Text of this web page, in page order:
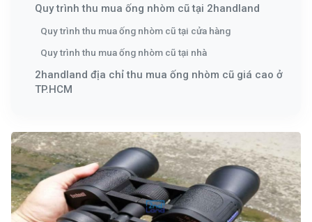
Quy trình thu mua ống nhòm cũ tại 2handland
Quy trình thu mua ống nhòm cũ tại cửa hàng
Quy trình thu mua ống nhòm cũ tại nhà
2handland địa chỉ thu mua ống nhòm cũ giá cao ở
TP.HCM